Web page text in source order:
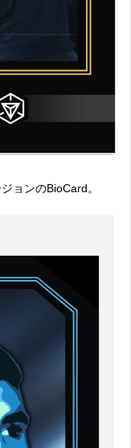
ョンのBioCard。